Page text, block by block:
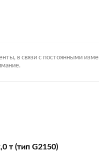
в связи с постоянными
т (тип G2150)